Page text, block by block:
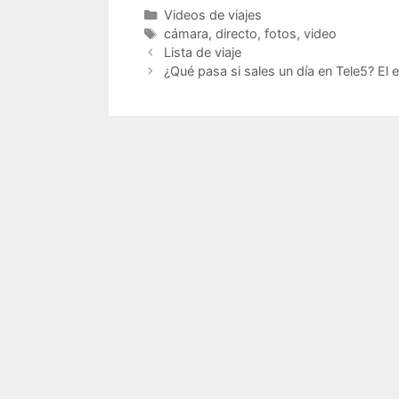
Categorías
Videos de viajes
Etiquetas
cámara, directo, fotos, video
Lista de viaje
¿Qué pasa si sales un día en Tele5? El